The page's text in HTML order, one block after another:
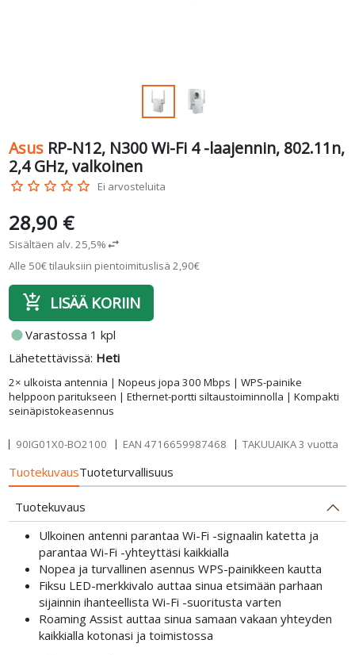
Asus RP-N12, N300 Wi-Fi 4 -laajennin, 802.11n,
2,4 GHz, valkoinen
star_border star_border star_border star_border star_border Ei arvosteluita
2× ulkoista antennia | Nopeus jopa 300 Mbps | WPS-painike
helppoon paritukseen | Ethernet-portti siltaustoiminnolla | Kompakti
seinäpistokeasennus
28,90 €
Sisältäen alv. 25,5%swap_horiz
Alle 50€ tilauksiin pientoimituslisä 2,90€
add_shopping_cart LISÄÄ KORIIN
fiber_manual_recordVarastossa 1 kpl
Lähetettävissä: Heti
90IG01X0-BO2100 EAN 4716659987468 TAKUUAIKA 3 vuotta
TuotekuvausTuoteturvallisuus
Tuotekuvaus
Ulkoinen antenni parantaa Wi-Fi -signaalin katetta ja
parantaa Wi-Fi -yhteyttäsi kaikkialla
Nopea ja turvallinen asennus WPS-painikkeen kautta
Fiksu LED-merkkivalo auttaa sinua etsimään parhaan
sijainnin ihanteellista Wi-Fi -suoritusta varten
Roaming Assist auttaa sinua samaan vakaan yhteyden
kaikkialla kotonasi ja toimistossa